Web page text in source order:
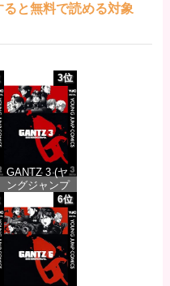
と無料で読める対象
3位
GANTZ 3 (ヤ
ングジャンプ
コミックス
DIGITAL)
価格：¥100
6位